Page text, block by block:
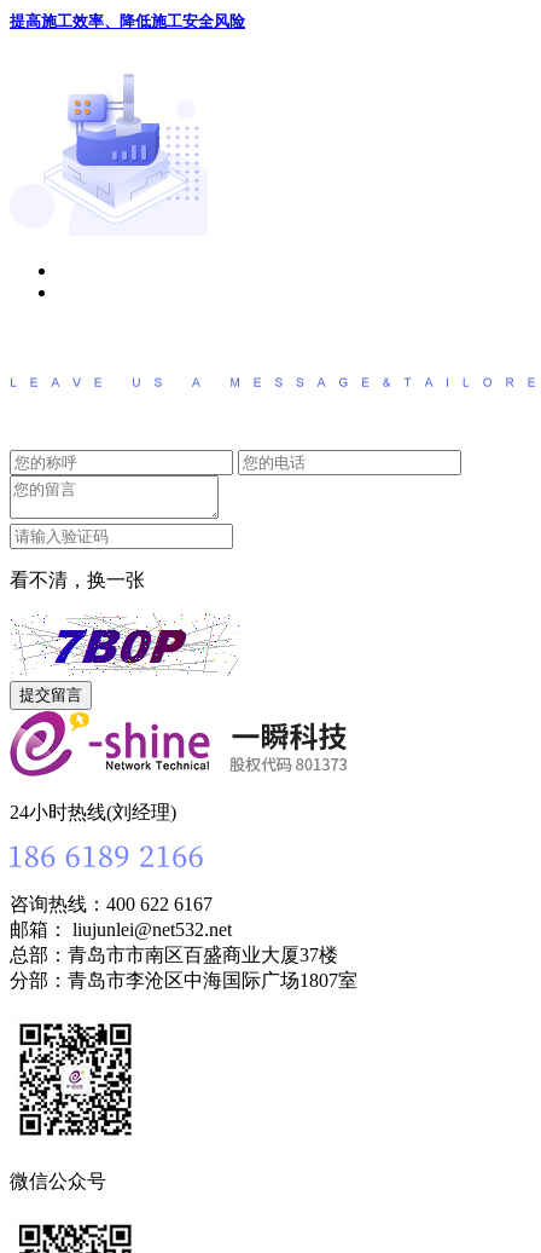
提高施工效率、降低施工安全风险
看不清，换一张
24小时热线(刘经理)
咨询热线：400 622 6167
邮箱： liujunlei@net532.net
总部：青岛市市南区百盛商业大厦37楼
分部：青岛市李沧区中海国际广场1807室
微信公众号